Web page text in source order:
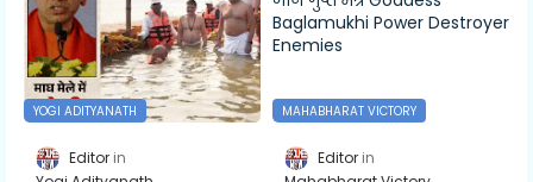
YOGI ADITYANATH
Editor
MAHABHARAT VICTORY
Editor